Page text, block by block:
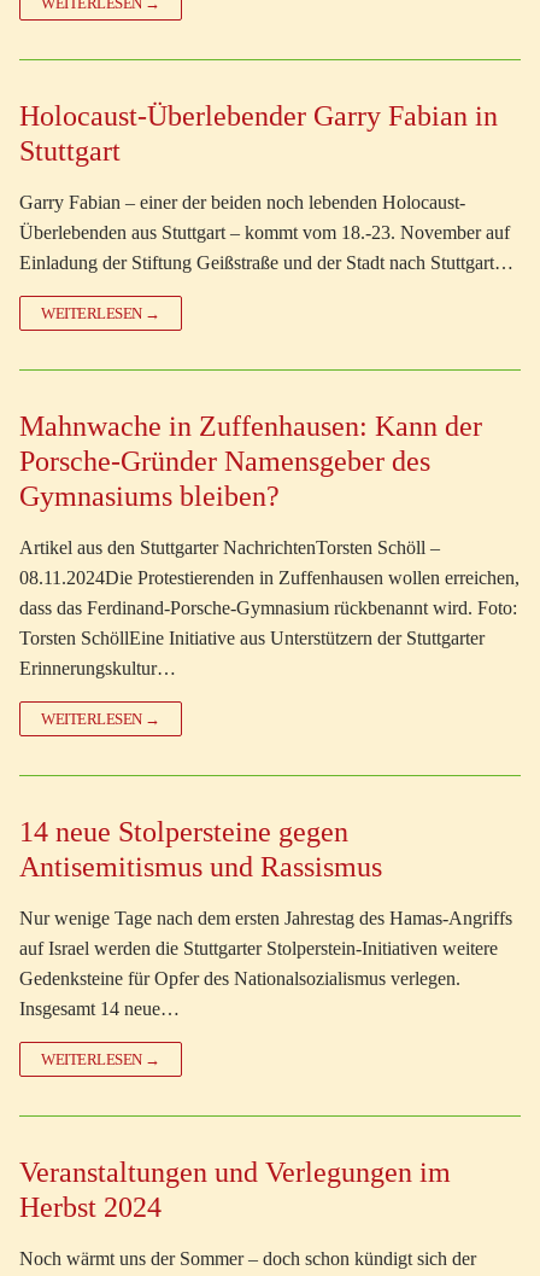
Holocaust-Überlebender Garry Fabian in
Stuttgart
Garry Fabian – einer der beiden noch lebenden Holocaust-
Überlebenden aus Stuttgart – kommt vom 18.-23. November auf
Einladung der Stiftung Geißstraße und der Stadt nach Stuttgart…
WEITERLESEN →
Mahnwache in Zuffenhausen: Kann der
Porsche-Gründer Namensgeber des
Gymnasiums bleiben?
Artikel aus den Stuttgarter NachrichtenTorsten Schöll –
08.11.2024Die Protestierenden in Zuffenhausen wollen erreichen,
dass das Ferdinand-Porsche-Gymnasium rückbenannt wird. Foto:
Torsten SchöllEine Initiative aus Unterstützern der Stuttgarter
Erinnerungskultur…
WEITERLESEN →
14 neue Stolpersteine gegen
Antisemitismus und Rassismus
Nur wenige Tage nach dem ersten Jahrestag des Hamas-Angriffs
auf Israel werden die Stuttgarter Stolperstein-Initiativen weitere
Gedenksteine für Opfer des Nationalsozialismus verlegen.
Insgesamt 14 neue…
WEITERLESEN →
Veranstaltungen und Verlegungen im
Herbst 2024
Noch wärmt uns der Sommer – doch schon kündigt sich der